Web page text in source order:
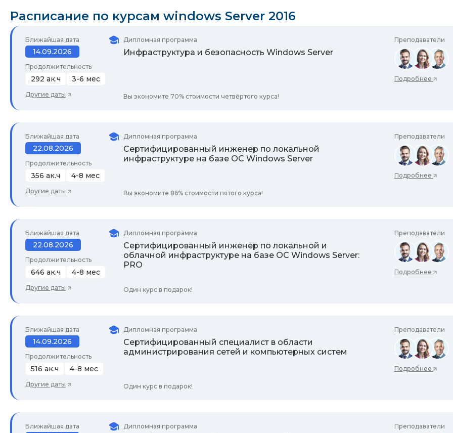
Расписание по курсам windows Server 2016
Ближайшая дата
14.09.2026
Продолжительность
292 ак.ч 3-6 мес
Другие даты
Дипломная программа
Инфраструктура и безопасность Windows Server
Вы экономите 70% стоимости четвёртого курса!
Преподаватели
Подробнее
Ближайшая дата
22.08.2026
Продолжительность
356 ак.ч 4-8 мес
Другие даты
Дипломная программа
Сертифицированный инженер по локальной
инфраструктуре на базе ОС Windows Server
Вы экономите 86% стоимости пятого курса!
Преподаватели
Подробнее
Ближайшая дата
22.08.2026
Продолжительность
646 ак.ч 4-8 мес
Другие даты
Дипломная программа
Сертифицированный инженер по локальной и
облачной инфраструктуре на базе ОС Windows Server:
PRO
Один курс в подарок!
Преподаватели
Подробнее
Ближайшая дата
14.09.2026
Продолжительность
516 ак.ч 4-8 мес
Другие даты
Дипломная программа
Сертифицированный специалист в области
администрирования сетей и компьютерных систем
Один курс в подарок!
Преподаватели
Подробнее
Ближайшая дата Дипломная программа Преподаватели